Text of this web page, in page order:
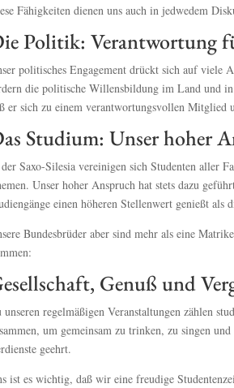
Fähigkeiten dienen uns auch in jedwedem
Politik: Verantwortung
politisches Engagement drückt sich auf viele
die politische Willensbildung im Land und in
er sich zu einem verantwortungsvollen Mitglied
Studium: Unser hoher
Saxo-Silesia vereinigen sich Studenten aller
Unser hoher Anspruch hat stets dazu
einen höheren Stellenwert genießt
Bundesbrüder aber sind mehr als eine
Genuß und
unseren regelmäßigen Veranstaltungen zählen
um gemeinsam zu trinken, zu singen
geehrt.
ist es wichtig, daß wir eine freudige